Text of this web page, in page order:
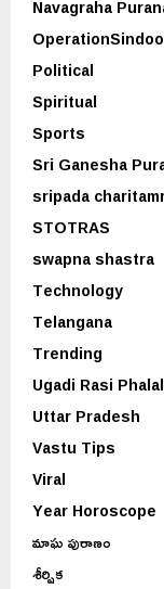
Navagraha
Political
Spiritual
Sports
Sri Ganesha
sripada
STOTRAS
swapna shastra
Technology
Telangana
Trending
Ugadi Rasi
Uttar Pradesh
Vastu Tips
Viral
Year Horoscope
మాఘ పురాణం
శీర్షిక